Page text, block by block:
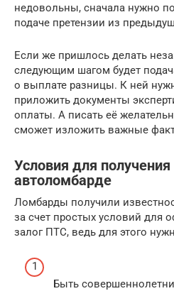
недовольны, сначала нужно
подаче претензии из
Если же пришлось делать
следующим шагом будет
о выплате разницы. К ней
приложить документы
оплаты. А писать её
сможет изложить важные
Условия для
автоломбарде
Ломбарды получили
за счет простых условий для
залог ПТС, ведь для этого
Быть